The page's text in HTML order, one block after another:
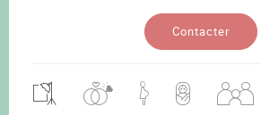
Contacter